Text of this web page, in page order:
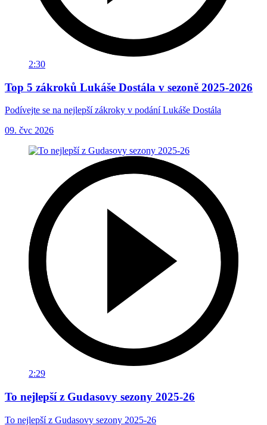
2:30
Top 5 zákroků Lukáše Dostála v sezoně 2025-2026
Podívejte se na nejlepší zákroky v podání Lukáše Dostála
09. čvc 2026
2:29
To nejlepší z Gudasovy sezony 2025-26
To nejlepší z Gudasovy sezony 2025-26